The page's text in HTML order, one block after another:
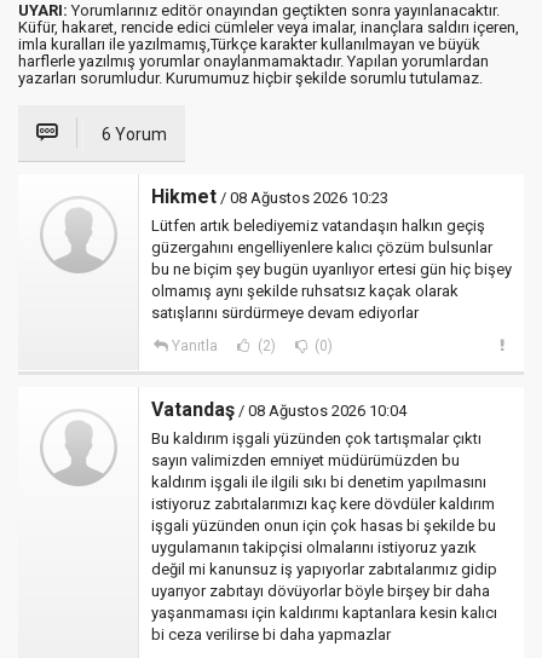
UYARI: Yorumlarınız editör onayından geçtikten sonra yayınlanacaktır.
Küfür, hakaret, rencide edici cümleler veya imalar, inançlara saldırı içeren,
imla kuralları ile yazılmamış,Türkçe karakter kullanılmayan ve büyük
harflerle yazılmış yorumlar onaylanmamaktadır. Yapılan yorumlardan
yazarları sorumludur. Kurumumuz hiçbir şekilde sorumlu tutulamaz.
6 Yorum
Hikmet / 08 Ağustos 2026 10:23
Lütfen artık belediyemiz vatandaşın halkın geçiş
güzergahını engelliyenlere kalıcı çözüm bulsunlar
bu ne biçim şey bugün uyarılıyor ertesi gün hiç bişey
olmamış aynı şekilde ruhsatsız kaçak olarak
satışlarını sürdürmeye devam ediyorlar
Yanıtla (2) (0)
Vatandaş / 08 Ağustos 2026 10:04
Bu kaldırım işgali yüzünden çok tartışmalar çıktı
sayın valimizden emniyet müdürümüzden bu
kaldırım işgali ile ilgili sıkı bi denetim yapılmasını
istiyoruz zabıtalarımızı kaç kere dövdüler kaldırım
işgali yüzünden onun için çok hasas bi şekilde bu
uygulamanın takipçisi olmalarını istiyoruz yazık
değil mi kanunsuz iş yapıyorlar zabıtalarımız gidip
uyarıyor zabıtayı dövüyorlar böyle birşey bir daha
yaşanmaması için kaldırımı kaptanlara kesin kalıcı
bi ceza verilirse bi daha yapmazlar